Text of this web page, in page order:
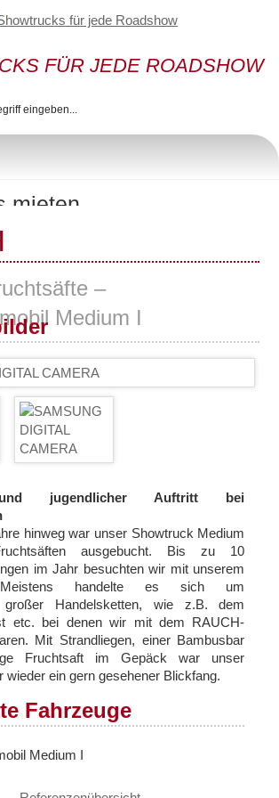
FÜR JEDE ROADSHOW
mieten
M
L
XL
kaufen
–
Medium I
jugendlicher Auftritt bei
hinweg war unser Showtruck Medium
ausgebucht. Bis zu 10
im Jahr besuchten wir mit unserem
Meistens handelte es sich um
großer Handelsketten, wie z.B. dem
etc. bei denen wir mit dem RAUCH-
Mit Strandliegen, einer Bambusbar
Fruchtsaft im Gepäck war unser
wieder ein gern gesehener Blickfang.
Fahrzeuge
Medium I